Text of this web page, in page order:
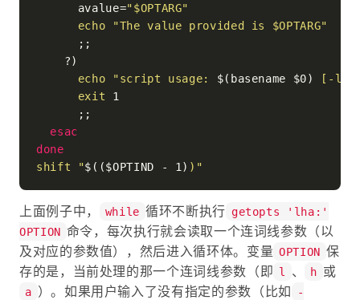
      avalue=
"$OPTARG"
echo
"The value provided is $OPTARG"
      ;;
    ?)
echo
"script usage: $(basename $0)
[-l] [-
exit 1
      ;;
esac
done
shift
"$(($OPTIND - 1) )"
上面例子中， while 循环不断执行 getopts 'lha:'
OPTION 命令，每次执行就会读取一个连词线参数（以
及对应的参数值），然后进入循环体。变量 OPTION 保
存的是，当前处理的那一个连词线参数（即 l 、 h 或
a ）。如果用户输入了没有指定的参数（比如
-